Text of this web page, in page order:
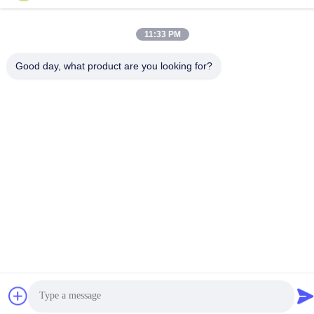
Leo@service-js.com
11:33 PM
Good day, what product are you looking for?